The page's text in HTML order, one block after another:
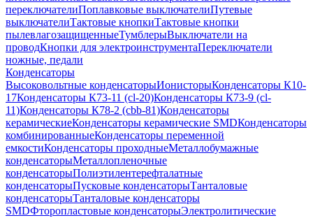
переключателиПоплавковые выключателиПутевые
выключателиТактовые кнопкиТактовые кнопки
пылевлагозащищенныеТумблерыВыключатели на
проводКнопки для электроинструментаПереключатели
ножные, педали
Конденсаторы
Высоковольтные конденсаторыИонисторыКонденсаторы К10-
17Конденсаторы К73-11 (cl-20)Конденсаторы К73-9 (cl-
11)Конденсаторы К78-2 (cbb-81)Конденсаторы
керамическиеКонденсаторы керамические SMDКонденсаторы
комбинированныеКонденсаторы переменной
емкостиКонденсаторы проходныеМеталлобумажные
конденсаторыМеталлопленочные
конденсаторыПолиэтилентерефталатные
конденсаторыПусковые конденсаторыТанталовые
конденсаторыТанталовые конденсаторы
SMDФторопластовые конденсаторыЭлектролитические